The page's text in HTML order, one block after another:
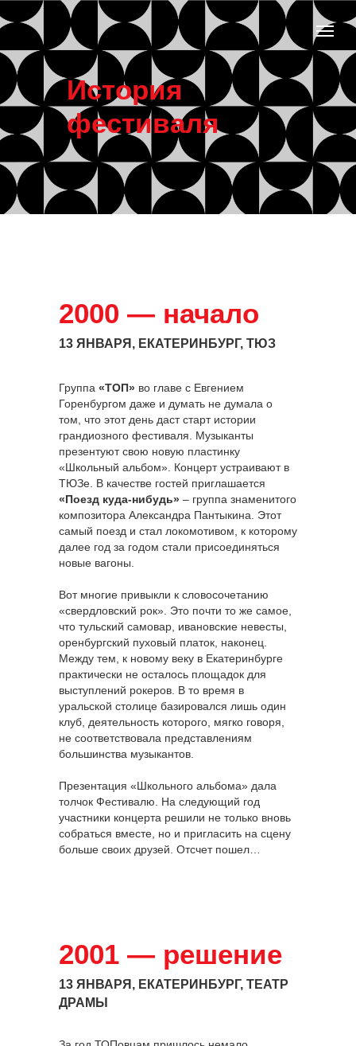
История
фестиваля
13 ЯНВАРЯ, ЕКАТЕРИНБУРГ, ТЮЗ
Группа «ТОП» во главе с Евгением
Горенбургом даже и думать не думала о
том, что этот день даст старт истории
грандиозного фестиваля. Музыканты
презентуют свою новую пластинку
«Школьный альбом». Концерт устраивают в
ТЮЗе. В качестве гостей приглашается
«Поезд куда-нибудь» – группа знаменитого
композитора Александра Пантыкина. Этот
самый поезд и стал локомотивом, к которому
далее год за годом стали присоединяться
новые вагоны.
Вот многие привыкли к словосочетанию
«свердловский рок». Это почти то же самое,
что тульский самовар, ивановские невесты,
оренбургский пуховый платок, наконец.
Между тем, к новому веку в Екатеринбурге
практически не осталось площадок для
выступлений рокеров. В то время в
уральской столице базировался лишь один
клуб, деятельность которого, мягко говоря,
не соответствовала представлениям
большинства музыкантов.
Презентация «Школьного альбома» дала
толчок Фестивалю. На следующий год
участники концерта решили не только вновь
собраться вместе, но и пригласить на сцену
больше своих друзей. Отсчет пошел…
2000 — начало
13 ЯНВАРЯ, ЕКАТЕРИНБУРГ, ТЕАТР
ДРАМЫ
2001 — решение